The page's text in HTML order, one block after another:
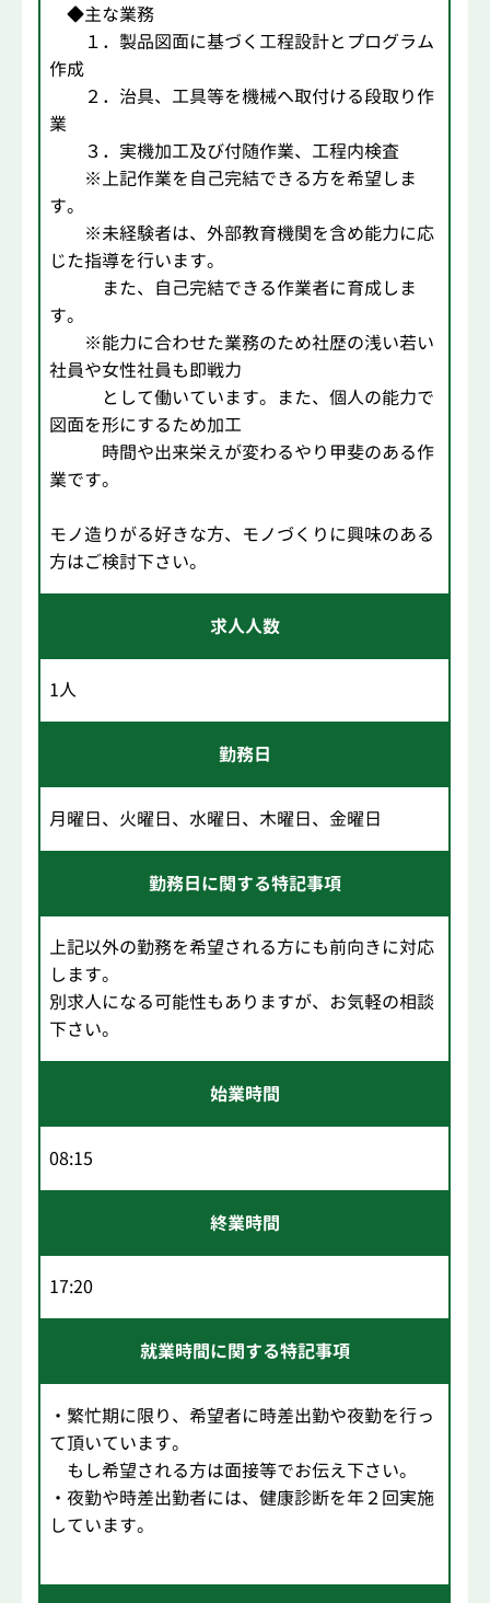
◆主な業務
１．製品図面に基づく工程設計とプログラム
作成
２．治具、工具等を機械へ取付ける段取り作
業
３．実機加工及び付随作業、工程内検査
※上記作業を自己完結できる方を希望しま
す。
※未経験者は、外部教育機関を含め能力に応
じた指導を行います。
また、自己完結できる作業者に育成しま
す。
※能力に合わせた業務のため社歴の浅い若い
社員や女性社員も即戦力
として働いています。また、個人の能力で
図面を形にするため加工
時間や出来栄えが変わるやり甲斐のある作
業です。
モノ造りがる好きな方、モノづくりに興味のある
方はご検討下さい。
求人人数
1人
勤務日
月曜日、火曜日、水曜日、木曜日、金曜日
勤務日に関する特記事項
上記以外の勤務を希望される方にも前向きに対応
します。
別求人になる可能性もありますが、お気軽の相談
下さい。
始業時間
08:15
終業時間
17:20
就業時間に関する特記事項
・繁忙期に限り、希望者に時差出勤や夜勤を行っ
て頂いています。
もし希望される方は面接等でお伝え下さい。
・夜勤や時差出勤者には、健康診断を年２回実施
しています。